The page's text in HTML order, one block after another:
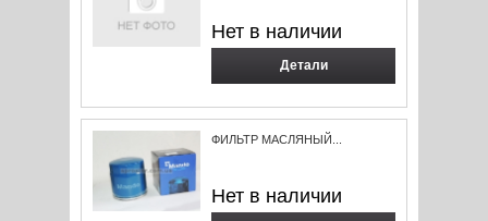
Нет в наличии
Детали
ФИЛЬТР МАСЛЯНЫЙ...
Нет в наличии